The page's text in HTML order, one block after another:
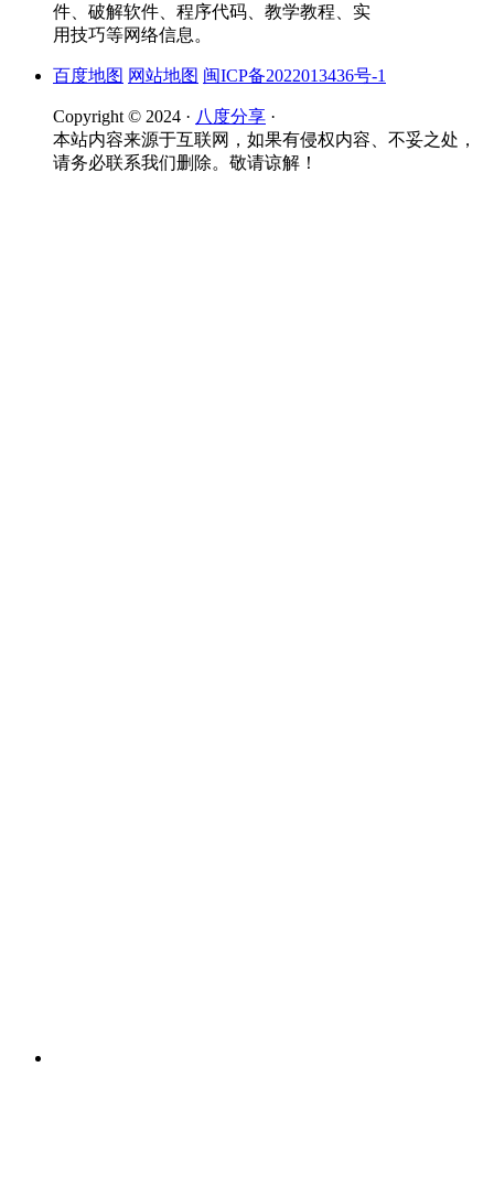
件、破解软件、程序代码、教学教程、实
用技巧等网络信息。
百度地图 网站地图 闽ICP备2022013436号-1
Copyright © 2024 · 八度分享 ·
本站内容来源于互联网，如果有侵权内容、不妥之处，
请务必联系我们删除。敬请谅解！